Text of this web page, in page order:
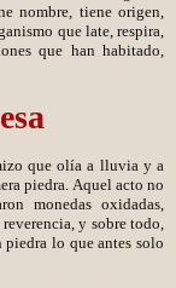
nombre, tiene origen,
que late, respira,
que han habitado,
que olía a lluvia y a
piedra. Aquel acto no
monedas oxidadas,
y sobre todo,
piedra lo que antes solo